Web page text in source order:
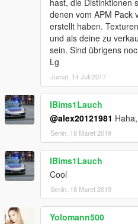
hast, die Distinktionen
denen vom APM Pack
erstellt haben.
und als deine zu
sein. Sind übrigens
Lg
Jumat, 14 Juli 2017
IBims1Lauch
@alex20121981
Senin, 18 Maret 2019
IBims1Lauch
Cool
Senin, 18 Maret 2019
Yolomann500